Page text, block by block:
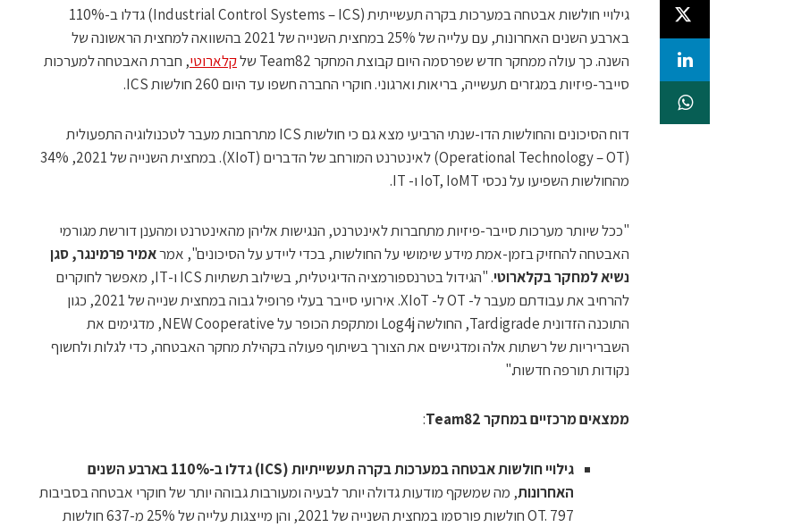
גילויי חולשות אבטחה במערכות בקרה תעשייתית (Industrial Control Systems – ICS) גדלו ב-110%
בארבע השנים האחרונות, עם עלייה של 25% במחצית השנייה של 2021 בהשוואה למחצית הראשונה של
השנה. כך עולה ממחקר חדש שפרסמה היום קבוצת המחקר Team82 של
קלארוטי, חברת האבטחה למערכות
סייבר-פיזיות במגזרים תעשייה, בריאות וארגוני. חוקרי החברה חשפו עד היום 260 חולשות ICS.
דוח הסיכונים והחולשות הדו-שנתי הרביעי מצא גם כי חולשות ICS מתרחבות מעבר לטכנולוגיה התפעולית
(Operational Technology – OT) לאינטרנט המורחב של הדברים (XIoT). במחצית השנייה של 2021, 34%
מהחולשות השפיעו על נכסי IoT, IoMT ו- IT.
"ככל שיותר מערכות סייבר-פיזיות מתחברות לאינטרנט, הנגישות אליהן מהאינטרנט ומהענן דורשת מגורמי
האבטחה להחזיק בזמן-אמת מידע שימושי על החולשות, בכדי ליידע על הסיכונים", אמראמיר פרמינגר, סגן
נשיא למחקר בקלארוטי
. "הגידול בטרנספורמציה הדיגיטלית, בשילוב תשתיות ICS ו-IT, מאפשר לחוקרים
להרחיב את עבודתם מעבר ל- OT ל- XIoT. אירועי סייבר בעלי פרופיל גבוה במחצית שנייה של 2021, כגון
התוכנה הזדונית Tardigrade, החולשה Log4j ומתקפת הכופר על NEW Cooperative, מדגימים את
השבריריות של רשתות אלה ומדגישים את הצורך בשיתוף פעולה בקהילת מחקר האבטחה, כדי לגלות ולחשוף
נקודות תורפה חדשות."
ממצאים מרכזייםבמחקרTeam82
:
גילויי חולשות אבטחה במערכות בקרה תעשייתיות (ICS) גדלו ב-110% בארבע השנים
האחרונות, מה שמשקף מודעות גדולה יותר לבעיה ומעורבות גבוהה יותר של חוקרי אבטחה בסביבות
OT. 797 חולשות פורסמו במחצית השנייה של 2021, והן מייצגות עלייה של 25% מ-637 חולשות